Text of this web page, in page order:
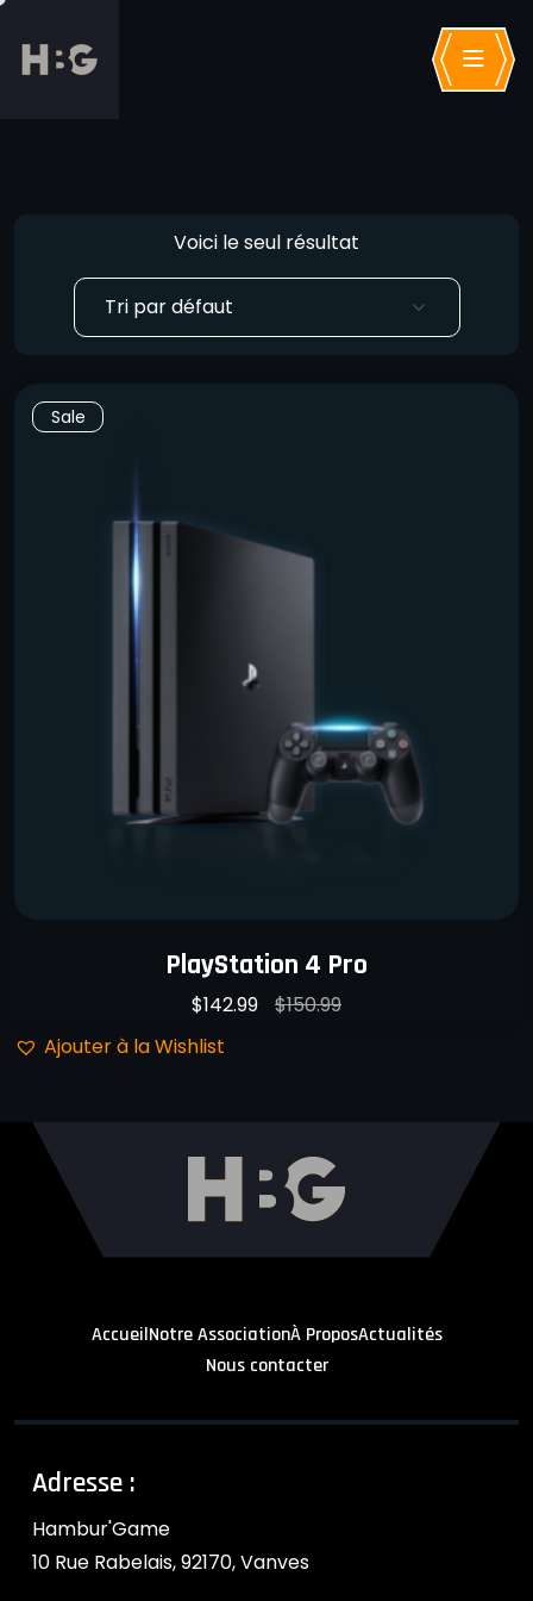
Voici le seul résultat
Sale
PlayStation 4 Pro
$142.99 $150.99
Ajouter à la Wishlist
AccueilNotre AssociationÀ ProposActualités
Nous contacter
Adresse :
Hambur'Game
10 Rue Rabelais, 92170, Vanves